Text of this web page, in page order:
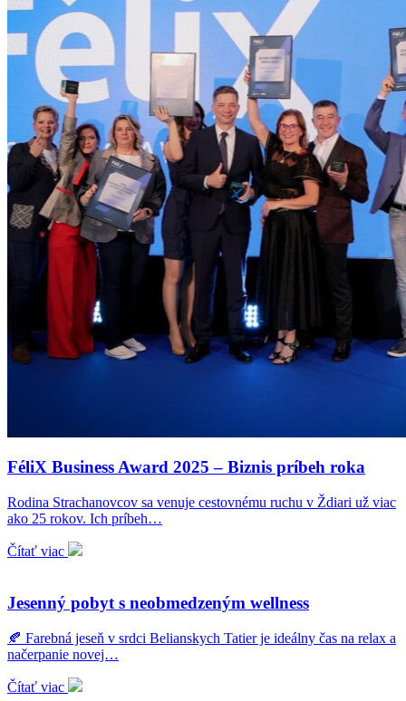
FéliX Business Award 2025 – Biznis príbeh roka
Rodina Strachanovcov sa venuje cestovnému ruchu v Ždiari už viac
ako 25 rokov. Ich príbeh…
Čítať viac
Jesenný pobyt s neobmedzeným wellness
🍂 Farebná jeseň v srdci Belianskych Tatier je ideálny čas na relax a
načerpanie novej…
Čítať viac